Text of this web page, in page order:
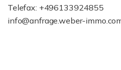
Telefax: +496133924855
info@anfrage.weber-